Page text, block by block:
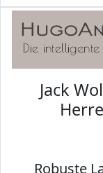
Jack
Robuste